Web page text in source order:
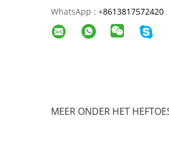
WhatsApp : +8613817572420
MEER ONDER HET